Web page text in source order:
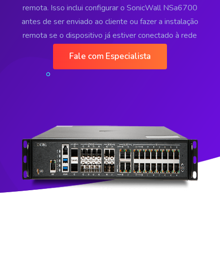
Contato
remota. Isso inclui configurar o SonicWall NSa6700
antes de ser enviado ao cliente ou fazer a instalação
remota se o dispositivo já estiver conectado à rede
Fale com Especialista